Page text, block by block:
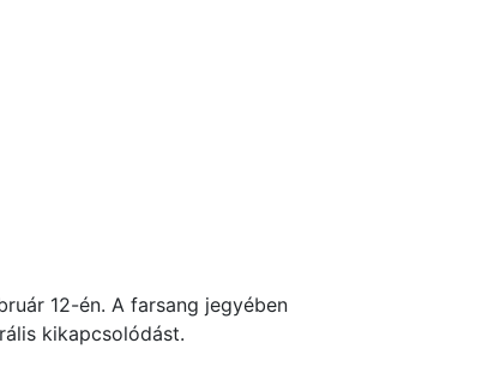
12-én. A farsang jegyében
kikapcsolódást.